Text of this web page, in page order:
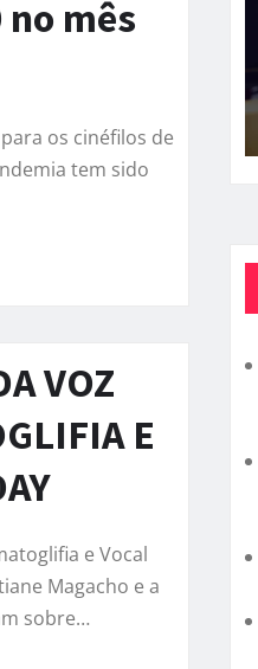
no mês
os cinéfilos de
tem sido
VOZ
E
e Vocal
Magacho e a
sobre…